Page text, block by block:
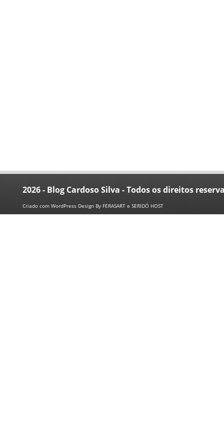
2026 - Blog Cardoso Silva - Todos os direitos
Criado com WordPress Design By FERASART e SERIDÓ HOST